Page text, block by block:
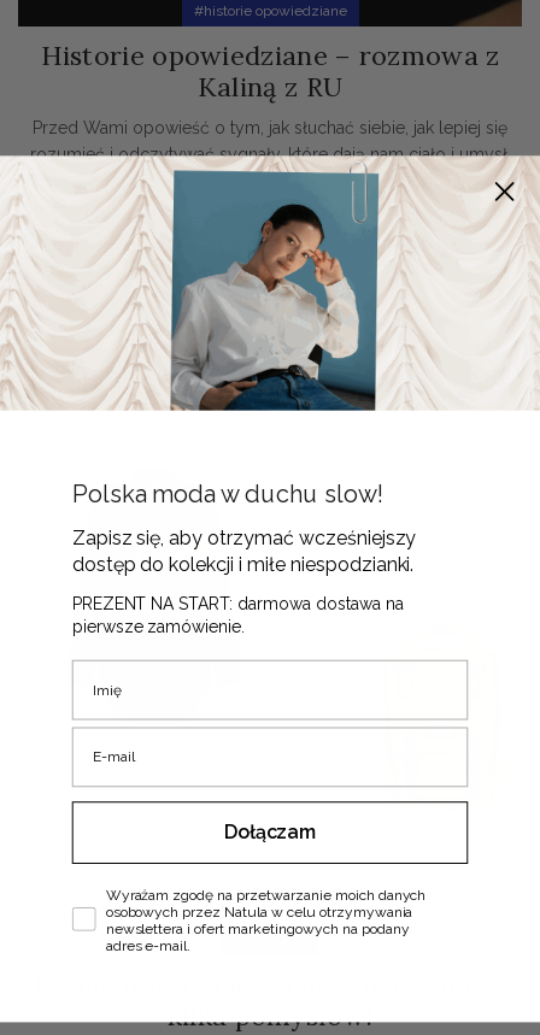
#historie opowiedziane
Historie opowiedziane – rozmowa z
Kaliną z RU
Przed Wami opowieść o tym, jak słuchać siebie, jak lepiej się
rozumieć i odczytywać sygnały, które dają nam ciało i umysł.
Tym razem rozmawiam z Kaliną, która stworzyła wyjątkową
przestrzeń – RU RITUALS
Czytaj Dalej
#stylizacje
kilka pomysłów!
Polska moda w duchu slow!
Zapisz się, aby otrzymać wcześniejszy
dostęp do kolekcji i miłe niespodzianki.
PREZENT NA START: darmowa dostawa na
pierwsze zamówienie.
Dołączam
ZgodaWyrażam zgodę na przetwarzanie moich danych
osobowych przez Natula w celu otrzymywania
newslettera i ofert marketingowych na podany
adres e-mail.